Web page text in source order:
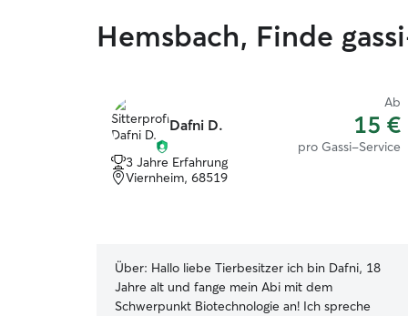
Hemsbach, Finde
Dafni D.
Ab
15 €
pro Gassi-Service
3 Jahre Erfahrung
Viernheim, 68519
Über: Hallo liebe Tierbesitzer ich bin Dafni, 18
Jahre alt und fange mein Abi mit dem
Schwerpunkt Biotechnologie an! Ich spreche